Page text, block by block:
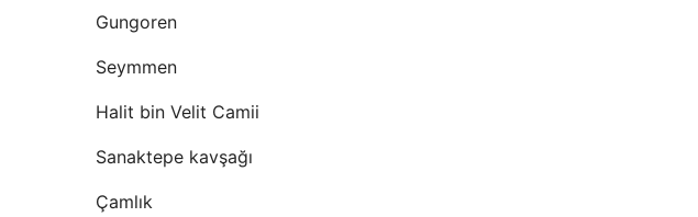
Gungoren
Seymmen
Halit bin Velit Camii
Sanaktepe kavşağı
Çamlık